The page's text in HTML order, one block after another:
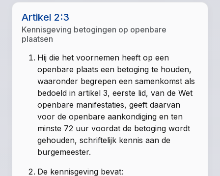
Artikel 2:3
Kennisgeving betogingen op openbare
plaatsen
Hij die het voornemen heeft op een
openbare plaats een betoging te houden,
waaronder begrepen een samenkomst als
bedoeld in artikel 3, eerste lid, van de Wet
openbare manifestaties, geeft daarvan
voor de openbare aankondiging en ten
minste 72 uur voordat de betoging wordt
gehouden, schriftelijk kennis aan de
burgemeester.
De kennisgeving bevat: